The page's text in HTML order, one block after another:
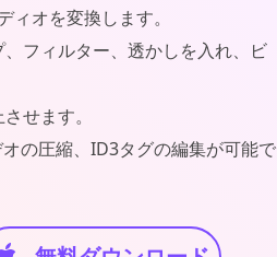
オを変換します。
フィルター、透かしを入れ、ビ
せます。
の圧縮、ID3タグの編集が可能で